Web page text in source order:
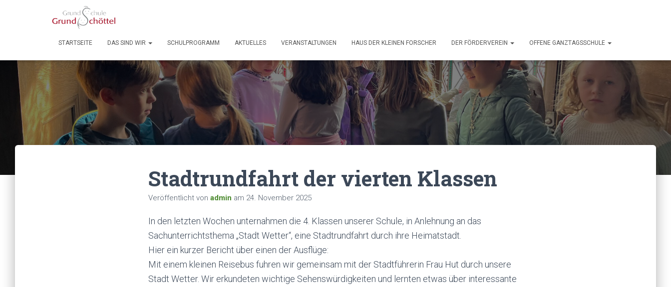
STARTSEITE DAS SIND WIR SCHULPROGRAMM AKTUELLES VERANSTALTUNGEN HAUS DER KLEINEN FORSCHER DER FÖRDERVEREIN OFFENE GANZTAGSSCHULE
Stadtrundfahrt der vierten Klassen
Veröffentlicht von admin am 24. November 2025
In den letzten Wochen unternahmen die 4. Klassen unserer Schule, in Anlehnung an das
Sachunterrichtsthema „Stadt Wetter“, eine Stadtrundfahrt durch ihre Heimatstadt.
Hier ein kurzer Bericht über einen der Ausflüge:
Mit einem kleinen Reisebus fuhren wir gemeinsam mit der Stadtführerin Frau Hut durch unsere
Stadt Wetter. Wir erkundeten wichtige Sehenswürdigkeiten und lernten etwas über interessante